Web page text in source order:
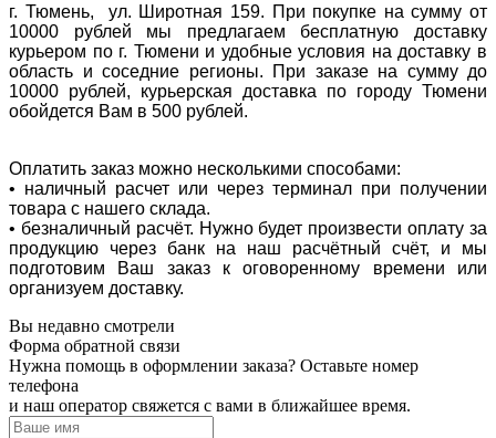
г. Тюмень, ул. Широтная 159. При покупке на сумму от
10000 рублей мы предлагаем бесплатную доставку
курьером по г. Тюмени и удобные условия на доставку в
область и соседние регионы. При заказе на сумму до
10000 рублей, курьерская доставка по городу Тюмени
обойдется Вам в 500 рублей.
Оплатить заказ можно несколькими способами:
• наличный расчет или через терминал при получении
товара с нашего склада.
• безналичный расчёт. Нужно будет произвести оплату за
продукцию через банк на наш расчётный счёт, и мы
подготовим Ваш заказ к оговоренному времени или
организуем доставку.
Вы недавно смотрели
Форма обратной связи
Нужна помощь в оформлении заказа? Оставьте номер
телефона
и наш оператор свяжется с вами в ближайшее время.